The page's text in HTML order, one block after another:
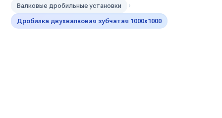
Валковые дробильные установки ›
Дробилка двухвалковая зубчатая 1000х1000